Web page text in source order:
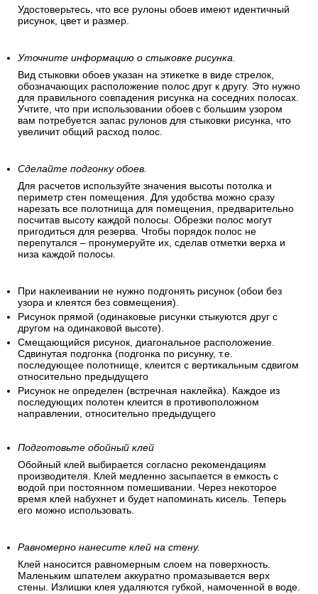
Удостоверьтесь, что все рулоны обоев имеют идентичный
рисунок, цвет и размер.
Уточните информацию о стыковке рисунка.
Вид стыковки обоев указан на этикетке в виде стрелок,
обозначающих расположение полос друг к другу. Это нужно
для правильного совпадения рисунка на соседних полосах.
Учтите, что при использовании обоев с большим узором
вам потребуется запас рулонов для стыковки рисунка, что
увеличит общий расход полос.
Сделайте подгонку обоев.
Для расчетов используйте значения высоты потолка и
периметр стен помещения. Для удобства можно сразу
нарезать все полотнища для помещения, предварительно
посчитав высоту каждой полосы. Обрезки полос могут
пригодиться для резерва. Чтобы порядок полос не
перепутался – пронумеруйте их, сделав отметки верха и
низа каждой полосы.
При наклеивании не нужно подгонять рисунок (обои без
узора и клеятся без совмещения).
Рисунок прямой (одинаковые рисунки стыкуются друг с
другом на одинаковой высоте).
Смещающийся рисунок, диагональное расположение.
Сдвинутая подгонка (подгонка по рисунку, т.е.
последующее полотнище, клеится с вертикальным сдвигом
относительно предыдущего
Рисунок не определен (встречная наклейка). Каждое из
последующих полотен клеится в противоположном
направлении, относительно предыдущего
Подготовьте обойный клей
Обойный клей выбирается согласно рекомендациям
производителя. Клей медленно засыпается в емкость с
водой при постоянном помешивании. Через некоторое
время клей набухнет и будет напоминать кисель. Теперь
его можно использовать.
Равномерно нанесите клей на стену.
Клей наносится равномерным слоем на поверхность.
Маленьким шпателем аккуратно промазывается верх
стены. Излишки клея удаляются губкой, намоченной в воде.